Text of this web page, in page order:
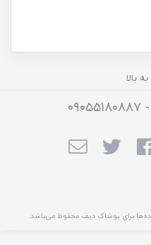
بالا
برای پوشاک دیف محفوظ می‌باشد.